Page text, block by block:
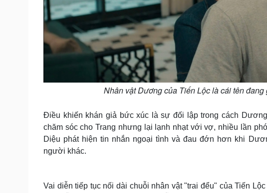
Nhân vật Dương của Tiến Lộc là cái tên
Điều khiến khán giả bức xúc là sự đối lập trong cách
chăm sóc cho Trang nhưng lại lạnh nhạt với vợ, nhiều lần
Diệu phát hiện tin nhắn ngoại tình và đau đớn hơn khi
người khác.
Vai diễn tiếp tục nối dài chuỗi nhân vật "trai đểu" của Tiến